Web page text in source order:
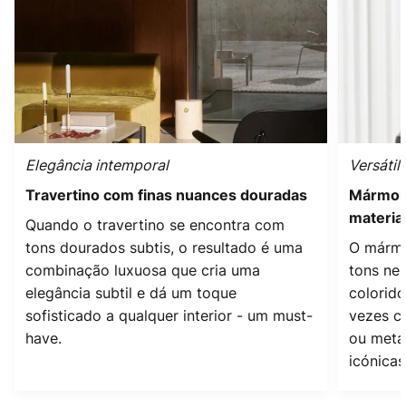
Elegância intemporal
Travertino com finas nuances douradas
Quando o travertino se encontra com
tons dourados subtis, o resultado é uma
combinação luxuosa que cria uma
elegância subtil e dá um toque
sofisticado a qualquer interior - um must-
have.
Versátil
O
tons
vezes
ou